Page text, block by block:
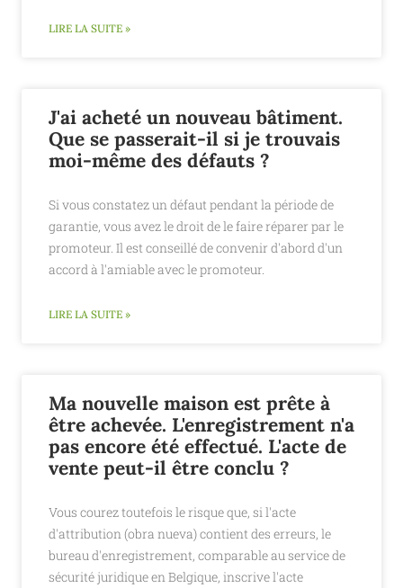
LIRE LA SUITE »
J'ai acheté un nouveau bâtiment.
Que se passerait-il si je trouvais
moi-même des défauts ?
Si vous constatez un défaut pendant la période de
garantie, vous avez le droit de le faire réparer par le
promoteur. Il est conseillé de convenir d'abord d'un
accord à l'amiable avec le promoteur.
LIRE LA SUITE »
Ma nouvelle maison est prête à
être achevée. L'enregistrement n'a
pas encore été effectué. L'acte de
vente peut-il être conclu ?
Vous courez toutefois le risque que, si l'acte
d'attribution (obra nueva) contient des erreurs, le
bureau d'enregistrement, comparable au service de
sécurité juridique en Belgique, inscrive l'acte